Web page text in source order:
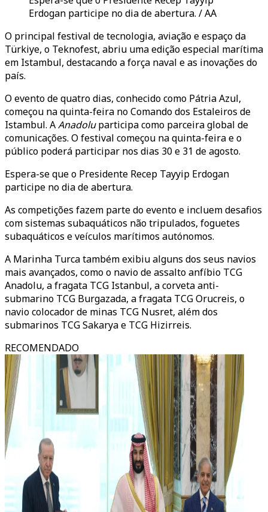
Erdogan participe no dia de abertura. / AA
O principal festival de tecnologia, aviação e espaço da
Türkiye, o Teknofest, abriu uma edição especial marítima
em Istambul, destacando a força naval e as inovações do
país.
O evento de quatro dias, conhecido como Pátria Azul,
começou na quinta-feira no Comando dos Estaleiros de
Istambul. AAnadoluparticipa como parceira global de
comunicações. O festival começou na quinta-feira e o
público poderá participar nos dias 30 e 31 de agosto.
Espera-se que o Presidente Recep Tayyip Erdogan
participe no dia de abertura.
As competições fazem parte do evento e incluem desafios
com sistemas subaquáticos não tripulados, foguetes
subaquáticos e veículos marítimos autónomos.
A Marinha Turca também exibiu alguns dos seus navios
mais avançados, como o navio de assalto anfíbio TCG
Anadolu, a fragata TCG Istanbul, a corveta anti-
submarino TCG Burgazada, a fragata TCG Orucreis, o
navio colocador de minas TCG Nusret, além dos
submarinos TCG Sakarya e TCG Hizirreis.
RECOMENDADO